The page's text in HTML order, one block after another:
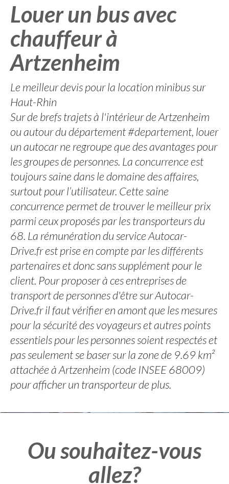
Louer un bus avec
chauffeur à
Artzenheim
Le meilleur devis pour la location minibus sur
Haut-Rhin
Sur de brefs trajets à l'intérieur de Artzenheim
ou autour du département #departement, louer
un autocar ne regroupe que des avantages pour
les groupes de personnes. La concurrence est
toujours saine dans le domaine des affaires,
surtout pour l’utilisateur. Cette saine
concurrence permet de trouver le meilleur prix
parmi ceux proposés par les transporteurs du
68. La rémunération du service Autocar-
Drive.fr est prise en compte par les différents
partenaires et donc sans supplément pour le
client. Pour proposer à ces entreprises de
transport de personnes d'être sur Autocar-
Drive.fr il faut vérifier en amont que les mesures
pour la sécurité des voyageurs et autres points
essentiels pour les personnes soient respectés et
pas seulement se baser sur la zone de 9.69 km²
attachée à Artzenheim (code INSEE 68009)
pour afficher un transporteur de plus.
Ou souhaitez-vous
allez?